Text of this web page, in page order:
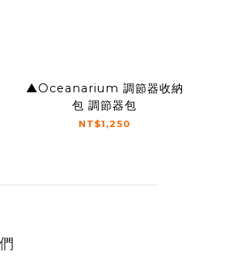
▲Oceanarium 調節器收納
包 調節器包
NT$1,250